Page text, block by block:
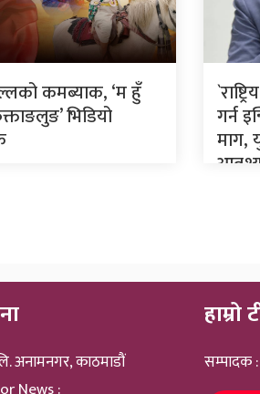
कमब्याक, ‘म हुँ
भिडियो गर्न
माग,
अनामनगर, काठमाडौं
हाम्रो
सम्पादक